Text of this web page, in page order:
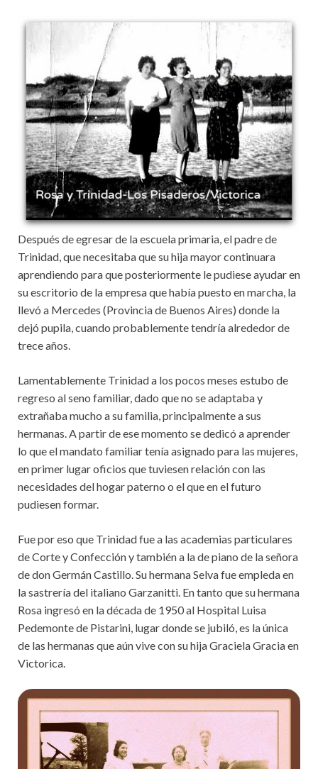
Después de egresar de la escuela primaria, el padre de
Trinidad, que necesitaba que su hija mayor continuara
aprendiendo para que posteriormente le pudiese ayudar en
su escritorio de la empresa que había puesto en marcha, la
llevó a Mercedes (Provincia de Buenos Aires) donde la
dejó pupila, cuando probablemente tendría alrededor de
trece años.
Lamentablemente Trinidad a los pocos meses estubo de
regreso al seno familiar, dado que no se adaptaba y
extrañaba mucho a su familia, principalmente a sus
hermanas. A partir de ese momento se dedicó a aprender
lo que el mandato familiar tenía asignado para las mujeres,
en primer lugar oficios que tuviesen relación con las
necesidades del hogar paterno o el que en el futuro
pudiesen formar.
Fue por eso que Trinidad fue a las academias particulares
de Corte y Confección y también a la de piano de la señora
de don Germán Castillo. Su hermana Selva fue empleda en
la sastrería del italiano Garzanitti. En tanto que su hermana
Rosa ingresó en la década de 1950 al Hospital Luisa
Pedemonte de Pistarini, lugar donde se jubiló, es la única
de las hermanas que aún vive con su hija Graciela Gracia en
Victorica.